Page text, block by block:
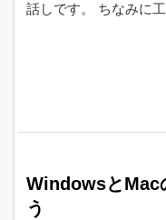
話しです。 ちなみに
WindowsとMac
う